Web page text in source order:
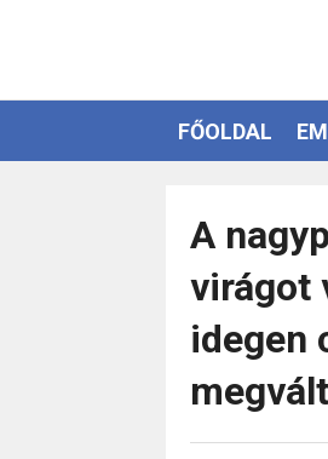
FŐOLDAL
A
virágot
idegen